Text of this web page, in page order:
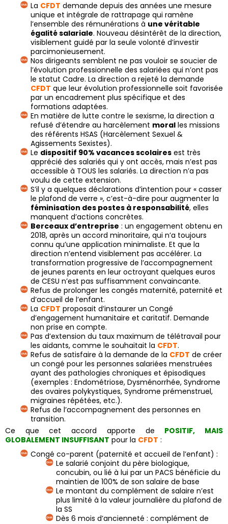
La CFDT demande depuis des années une mesure
unique et intégrale de rattrapage qui ramène
l’ensemble des rémunérations à une véritable
égalité salariale. Nouveau désintérêt de la direction,
visiblement guidé par la seule volonté d’investir
parcimonieusement.
Nos dirigeants semblent ne pas vouloir se soucier de
l’évolution professionnelle des salariées qui n’ont pas
le statut Cadre. La direction a rejeté la demande
CFDT que leur évolution professionnelle soit favorisée
par un encadrement plus spécifique et des
formations adaptées.
En matière de lutte contre le sexisme, la direction a
refusé d’étendre au harcèlement moral les missions
des référents HSAS (Harcèlement Sexuel &
Agissements Sexistes).
Le dispositif 90% vacances scolaires est très
apprécié des salariés qui y ont accès, mais n’est pas
accessible à TOUS les salariés. La direction n’a pas
voulu de cette extension.
S’il y a quelques déclarations d’intention pour « casser
le plafond de verre », c’est-à-dire pour augmenter la
féminisation des postes à responsabilité, elles
manquent d’actions concrètes.
Berceaux d’entreprise : un engagement obtenu en
2018, après un accord minoritaire, qui n’a toujours
connu qu’une application minimaliste. Et que la
direction n’entend visiblement pas accélérer. La
transformation progressive de l’accompagnement
de jeunes parents en leur octroyant quelques euros
de CESU n’est pas suffisamment convaincante.
Refus de prolonger les congés maternité, paternité et
d’accueil de l’enfant.
La CFDT proposait d’instaurer un Congé
d’engagement humanitaire et caritatif. Demande
non prise en compte.
Pas d’extension du taux maximum de télétravail pour
les aidants, comme le souhaitait la CFDT.
Refus de satisfaire à la demande de la CFDT de créer
un congé pour les personnes salariées menstruées
ayant des pathologies chroniques et épisodiques
(exemples : Endométriose, Dysménorrhée, Syndrome
des ovaires polykystiques, Syndrome prémenstruel,
migraines répétées, etc.).
Refus de l’accompagnement des personnes en
transition.
Ce que cet accord apporte de
POSITIF, MAIS
GLOBALEMENT INSUFFISANT pour la CFDT :
Congé co-parent (paternité et accueil de l’enfant) :
Le salarié conjoint du père biologique,
concubin, ou lié à lui par un PACS bénéficie du
maintien de 100% de son salaire de base
Le montant du complément de salaire n’est
plus limité à la valeur journalière du plafond de
la SS
Dès 6 mois d’ancienneté : complément de